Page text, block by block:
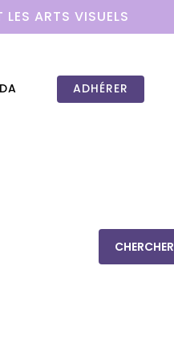
ARTS VISUELS
ADHÉRER
CHERCHER